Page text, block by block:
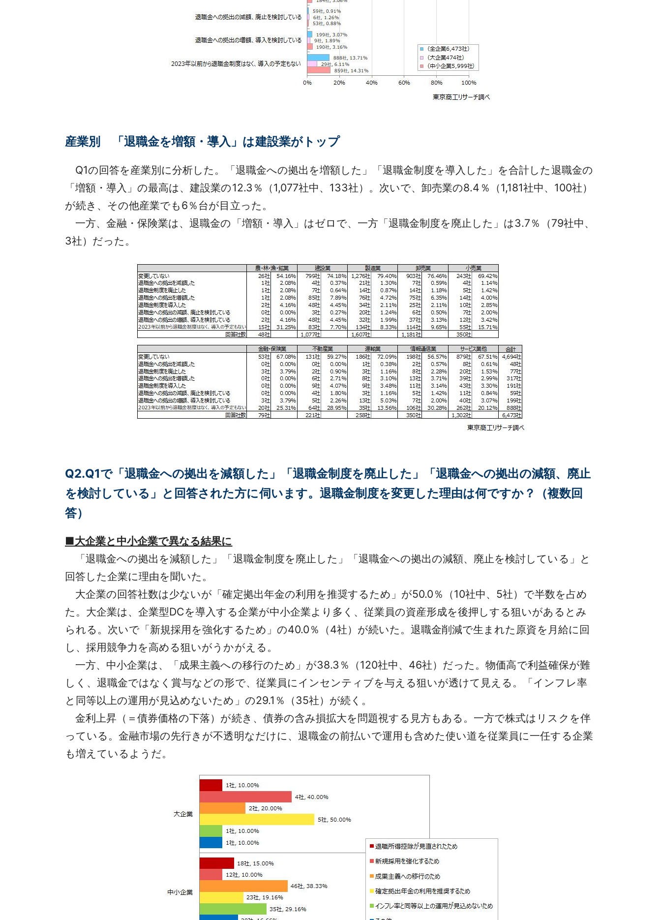
産業別 「退職金を増額・導入」は建設業がトップ
Q1の回答を産業別に分析した。「退職金への拠出を増額した」「退職金制度を導入した」を合計した退職金の
「増額・導入」の最高は、建設業の12.3％（1,077社中、133社）。次いで、卸売業の8.4％（1,181社中、100社）
が続き、その他産業でも6％台が目立った。
一方、金融・保険業は、退職金の「増額・導入」はゼロで、一方「退職金制度を廃止した」は3.7％（79社中、
3社）だった。
Q2.Q1で「退職金への拠出を減額した」「退職金制度を廃止した」「退職金への拠出の減額、廃止
を検討している」と回答された方に伺います。退職金制度を変更した理由は何ですか？（複数回
答）
■大企業と中小企業で異なる結果に
「退職金への拠出を減額した」「退職金制度を廃止した」「退職金への拠出の減額、廃止を検討している」と
回答した企業に理由を聞いた。
大企業の回答社数は少ないが「確定拠出年金の利用を推奨するため」が50.0％（10社中、5社）で半数を占め
た。大企業は、企業型DCを導入する企業が中小企業より多く、従業員の資産形成を後押しする狙いがあるとみ
られる。次いで「新規採用を強化するため」の40.0％（4社）が続いた。退職金削減で生まれた原資を月給に回
し、採用競争力を高める狙いがうかがえる。
一方、中小企業は、「成果主義への移行のため」が38.3％（120社中、46社）だった。物価高で利益確保が難
しく、退職金ではなく賞与などの形で、従業員にインセンティブを与える狙いが透けて見える。「インフレ率
と同等以上の運用が見込めないため」の29.1％（35社）が続く。
金利上昇（＝債券価格の下落）が続き、債券の含み損拡大を問題視する見方もある。一方で株式はリスクを伴
っている。金融市場の先行きが不透明なだけに、退職金の前払いで運用も含めた使い道を従業員に一任する企業
も増えているようだ。